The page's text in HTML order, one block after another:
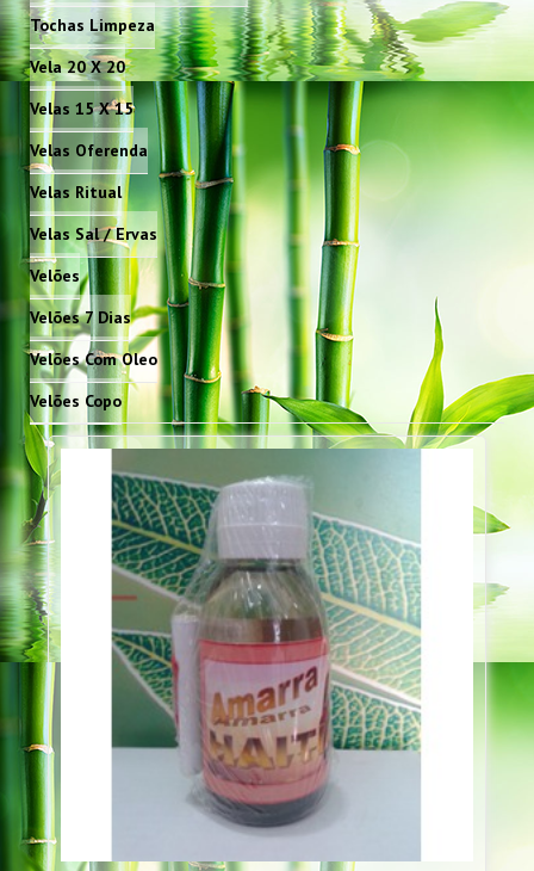
Tochas Limpeza
Vela 20 X 20
Velas 15 X 15
Velas Oferenda
Velas Ritual
Velas Sal / Ervas
Velões
Velões 7 Dias
Velões Com Oleo
Velões Copo